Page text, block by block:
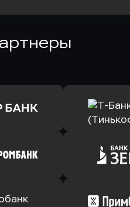
заявку
в Т-Банк
заявку